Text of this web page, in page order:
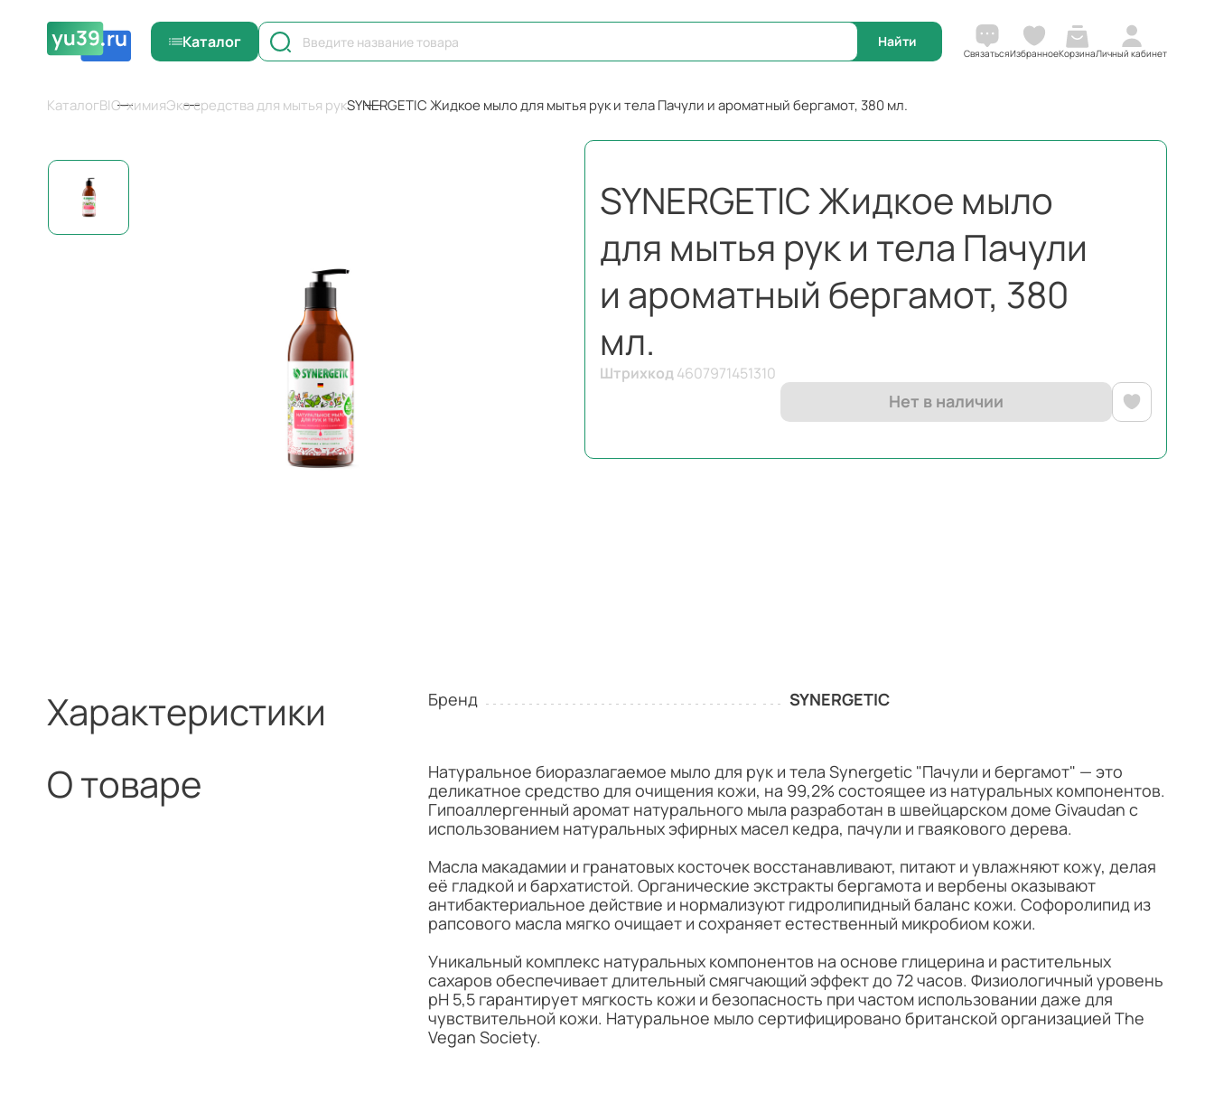
Каталог
СвязатьсяИзбранноеКорзинаЛичный кабинет
КаталогBIO-химияЭко средства для мытья рукSYNERGETIC Жидкое мыло для мытья рук и тела Пачули и ароматный бергамот, 380 мл.
SYNERGETIC Жидкое мыло
для мытья рук и тела Пачули
и ароматный бергамот, 380
мл.
Штрихкод4607971451310
Нет в наличии
Характеристики Бренд SYNERGETIC
О товаре
Натуральное биоразлагаемое мыло для рук и тела Synergetic "Пачули и бергамот" — это
деликатное средство для очищения кожи, на 99,2% состоящее из натуральных компонентов.
Гипоаллергенный аромат натурального мыла разработан в швейцарском доме Givaudan с
использованием натуральных эфирных масел кедра, пачули и гваякового дерева.
Масла макадамии и гранатовых косточек восстанавливают, питают и увлажняют кожу, делая
её гладкой и бархатистой. Органические экстракты бергамота и вербены оказывают
антибактериальное действие и нормализуют гидролипидный баланс кожи. Софоролипид из
рапсового масла мягко очищает и сохраняет естественный микробиом кожи.
Уникальный комплекс натуральных компонентов на основе глицерина и растительных
сахаров обеспечивает длительный смягчающий эффект до 72 часов. Физиологичный уровень
pH 5,5 гарантирует мягкость кожи и безопасность при частом использовании даже для
чувствительной кожи. Натуральное мыло сертифицировано британской организацией The
Vegan Society.